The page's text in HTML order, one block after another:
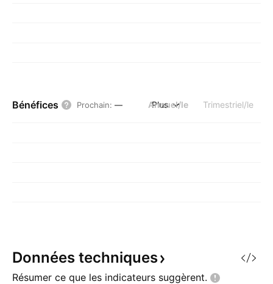
Bénéfices Prochain: — Annuel/le Trimestriel/le
Plus
Données techniques
Résumer ce que les indicateurs suggèrent.